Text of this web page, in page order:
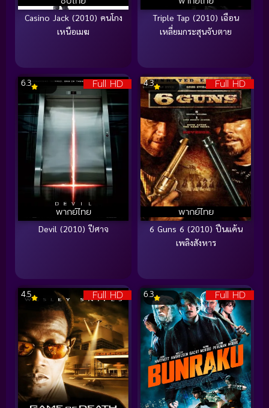
Casino Jack (2010) คนโกง
เหนือเมฆ
Triple Tap (2010) เฉือน
เหลี่ยมกระสุนจับตาย
Full HD
พากย์ไทย
6.3
Devil (2010) ปีศาจ
Full HD
พากย์ไทย
4.3
6 Guns 6 (2010) ปืนแค้น
เพลิงสังหาร
Full HD
4.5 Full HD
6.3